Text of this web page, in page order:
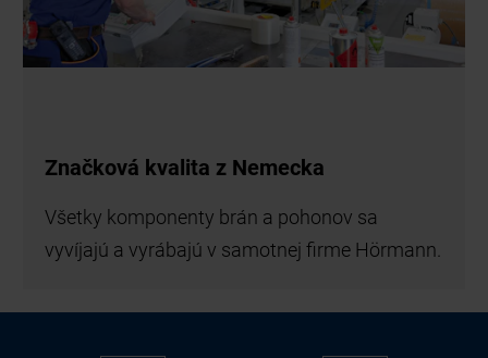
Značková kvalita z Nemecka
Všetky komponenty brán a pohonov sa
vyvíjajú a vyrábajú v samotnej firme Hörmann.